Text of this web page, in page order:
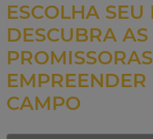
ESCOLHA SEU
DESCUBRA
EMPREENDER
CAMPO